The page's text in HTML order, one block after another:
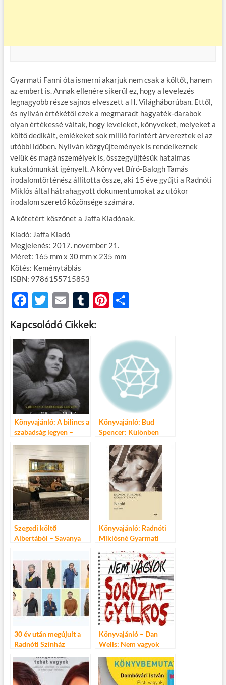
Gyarmati Fanni óta ismerni akarjuk nem csak a költőt, hanem
az embert is. Annak ellenére sikerül ez, hogy a levelezés
legnagyobb része sajnos elveszett a II. Világháborúban. Ettől,
és nyilván értékétől ezek a megmaradt hagyaték-darabok
olyan értékessé váltak, hogy leveleket, könyveket, melyeket a
költő dedikált, emlékeket sok millió forintért árvereztek el az
utóbbi időben. Nyilván közgyűjtemények is rendelkeznek
velük és magánszemélyek is, összegyűjtésük hatalmas
kukatómunkát igényelt. A könyvet Bíró-Balogh Tamás
irodalomtörténész állította össze, aki 15 éve gyűjti a Radnóti
Miklós által hátrahagyott dokumentumokat az utókor
irodalom szerető közönsége számára.
A kötetért köszönet a Jaffa Kiadónak.
Kiadó: Jaffa Kiadó
Megjelenés: 2017. november 21.
Méret: 165 mm x 30 mm x 235 mm
Kötés: Keménytáblás
ISBN: 9786155715853
F
ac
e
b
o
o
k
T
w
itt
er
E
m
ail
T
u
m
r
Pi
es
O
m
e
g
Kapcsolódó Cikkek:
Könyvajánló: A bilincs a
szabadság legyen –
Polcz Alaine levelezése
Könyvajánló: Bud
Spencer: Különben
Szegedi költő
Albertából – Savanya
Könyvajánló: Radnóti
Miklósné Gyarmati
1946
30 év után megújult a
Radnóti Színház
Könyvajánló – Dan
Wells: Nem vagyok